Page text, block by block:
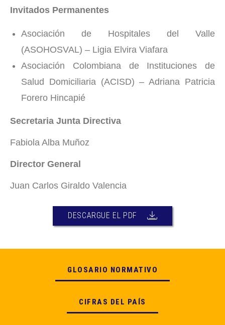
Invitados Permanentes
Asociación de Hospitales del Valle
(ASOHOSVAL) – Ligia Elvira Viafara
Asociación Colombiana de Instituciones de
Salud Domiciliaria (ACISD) – Adriana Patricia
Forero Hincapié
Secretaria Junta Directiva
Fabiola Alba Muñoz
Director General
Juan Carlos Giraldo Valencia
DESCARGUE EL PDF
GLOSARIO NORMATIVO
CIFRAS DEL PAÍS